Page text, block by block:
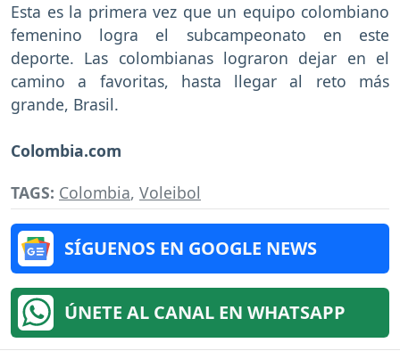
Esta es la primera vez que un equipo colombiano
femenino logra el subcampeonato en este
deporte. Las colombianas lograron dejar en el
camino a favoritas, hasta llegar al reto más
grande, Brasil.
Colombia.com
TAGS: Colombia, Voleibol
SÍGUENOS EN GOOGLE NEWS
ÚNETE AL CANAL EN WHATSAPP